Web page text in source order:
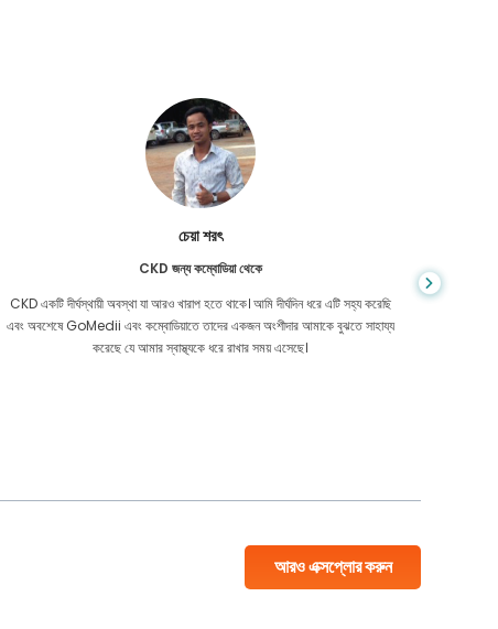
চেয়া শরৎ
CKD জন্য কম্বোডিয়া থেকে
CKD একটি দীর্ঘস্থায়ী অবস্থা যা আরও খারাপ হতে থাকে। আমি দীর্ঘদিন ধরে এটি সহ্য করেছি
এবং অবশেষে GoMedii এবং কম্বোডিয়াতে তাদের একজন অংশীদার আমাকে বুঝতে সাহায্য
করেছে যে আমার স্বাস্থ্যকে ধরে রাখার সময় এসেছে।
আরও এক্সপ্লোর করুন